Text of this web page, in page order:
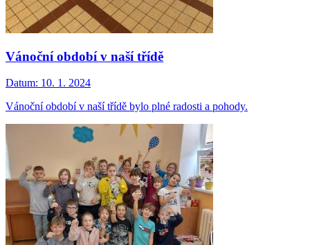
Vánoční období v naší třídě
Datum: 10. 1. 2024
Vánoční období v naší třídě bylo plné radosti a pohody.